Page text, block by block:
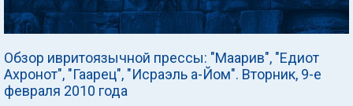
Обзор ивритоязычной прессы: "Маарив", "Едиот
Ахронот", "Гаарец", "Исраэль а-Йом". Вторник, 9-е
февраля 2010 года